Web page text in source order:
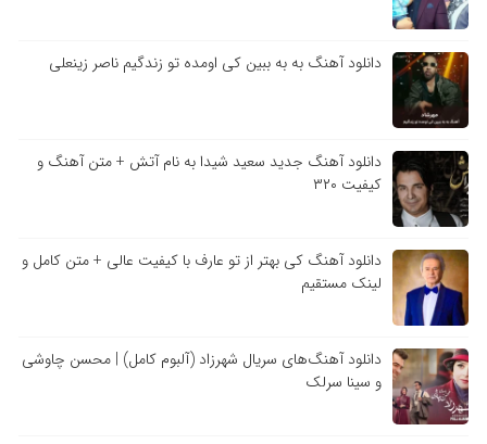
دانلود آهنگ به به ببین کی اومده تو زندگیم ناصر زینعلی
دانلود آهنگ جدید سعید شیدا به نام آتش + متن آهنگ و
کیفیت ۳۲۰
دانلود آهنگ کی بهتر از تو عارف با کیفیت عالی + متن کامل و
لینک مستقیم
دانلود آهنگ‌های سریال شهرزاد (آلبوم کامل) | محسن چاوشی
و سینا سرلک